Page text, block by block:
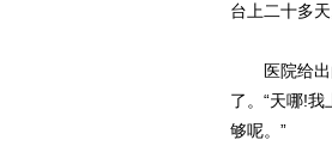
台上二十多
医院给出的
了。“天哪!
够呢。”